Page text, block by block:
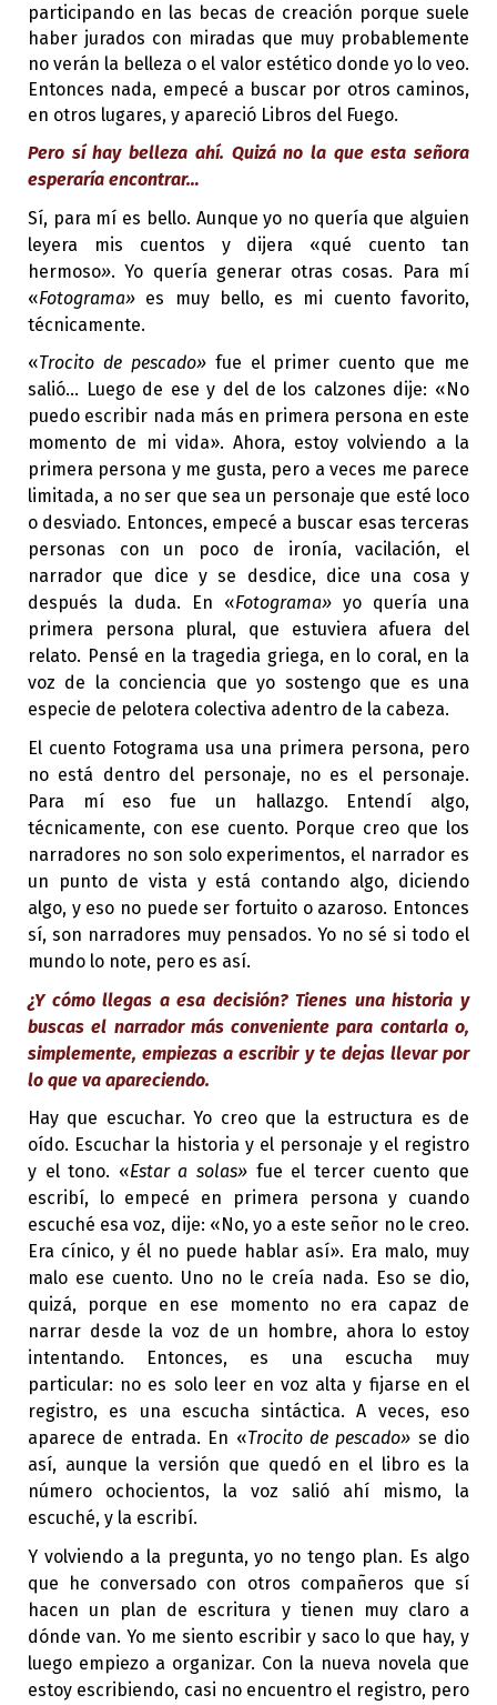
participando en las becas de creación porque suele
haber jurados con miradas que muy probablemente
no verán la belleza o el valor estético donde yo lo veo.
Entonces nada, empecé a buscar por otros caminos,
en otros lugares, y apareció Libros del Fuego.
Pero sí hay belleza ahí. Quizá no la que esta señora
esperaría encontrar…
Sí, para mí es bello. Aunque yo no quería que alguien
leyera mis cuentos y dijera «qué cuento tan
hermoso». Yo quería generar otras cosas. Para mí
«Fotograma» es muy bello, es mi cuento favorito,
técnicamente.
«Trocito de pescado»fue el primer cuento que me
salió... Luego de ese y del de los calzones dije: «No
puedo escribir nada más en primera persona en este
momento de mi vida». Ahora, estoy volviendo a la
primera persona y me gusta, pero a veces me parece
limitada, a no ser que sea un personaje que esté loco
o desviado. Entonces, empecé a buscar esas terceras
personas con un poco de ironía, vacilación, el
narrador que dice y se desdice, dice una cosa y
después la duda. En «Fotograma» yo quería una
primera persona plural, que estuviera afuera del
relato. Pensé en la tragedia griega, en lo coral, en la
voz de la conciencia que yo sostengo que es una
especie de pelotera colectiva adentro de la cabeza.
El cuento Fotograma usa una primera persona, pero
no está dentro del personaje, no es el personaje.
Para mí eso fue un hallazgo. Entendí algo,
técnicamente, con ese cuento. Porque creo que los
narradores no son solo experimentos, el narrador es
un punto de vista y está contando algo, diciendo
algo, y eso no puede ser fortuito o azaroso. Entonces
sí, son narradores muy pensados. Yo no sé si todo el
mundo lo note, pero es así.
¿Y cómo llegas a esa decisión? Tienes una historia y
buscas el narrador más conveniente para contarla o,
simplemente, empiezas a escribir y te dejas llevar por
lo que va apareciendo.
Hay que escuchar. Yo creo que la estructura es de
oído. Escuchar la historia y el personaje y el registro
y el tono. «Estar a solas» fue el tercer cuento que
escribí, lo empecé en primera persona y cuando
escuché esa voz, dije: «No, yo a este señor no le creo.
Era cínico, y él no puede hablar así». Era malo, muy
malo ese cuento. Uno no le creía nada. Eso se dio,
quizá, porque en ese momento no era capaz de
narrar desde la voz de un hombre, ahora lo estoy
intentando. Entonces, es una escucha muy
particular: no es solo leer en voz alta y fijarse en el
registro, es una escucha sintáctica. A veces, eso
aparece de entrada. En «Trocito de pescado» se dio
así, aunque la versión que quedó en el libro es la
número ochocientos, la voz salió ahí mismo, la
escuché, y la escribí.
Y volviendo a la pregunta, yo no tengo plan. Es algo
que he conversado con otros compañeros que sí
hacen un plan de escritura y tienen muy claro a
dónde van. Yo me siento escribir y saco lo que hay, y
luego empiezo a organizar. Con la nueva novela que
estoy escribiendo, casi no encuentro el registro, pero